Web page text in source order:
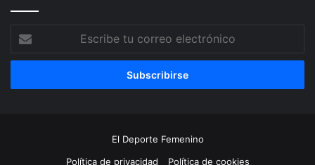
Escribe
tu
correo
El Deporte Femenino
Política de privacidad
Política de cookies